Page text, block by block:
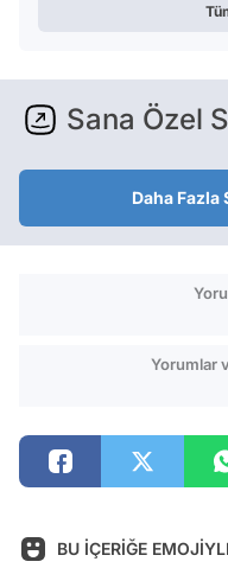
Sana Özel
Daha Fazla
Yorumlar
BU İÇERİĞE